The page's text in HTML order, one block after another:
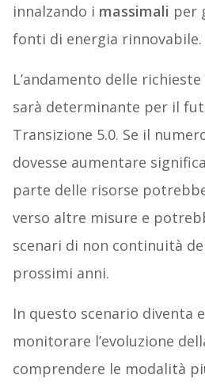
innalzando i massimali per
fonti di energia rinnovabile.
L’andamento delle
sarà determinante per il
Transizione 5.0. Se il
dovesse aumentare
parte delle risorse
verso altre misure e
scenari di non continuità
prossimi anni.
In questo scenario diventa
monitorare l’evoluzione
comprendere le modalità